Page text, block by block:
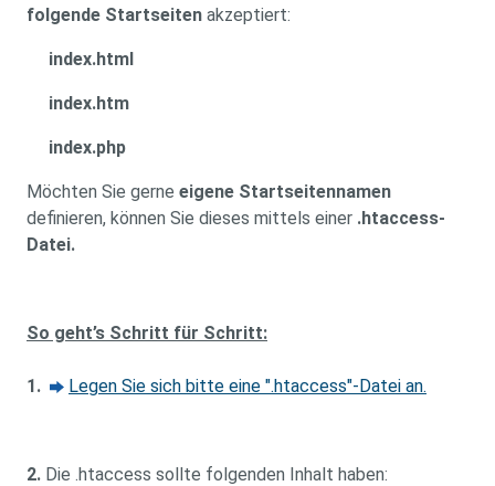
folgende Startseiten akzeptiert:
index.html
index.htm
index.php
Möchten Sie gerne eigene Startseitennamen
definieren, können Sie dieses mittels einer .htaccess-
Datei.
So geht’s Schritt für Schritt:
1. Legen Sie sich bitte eine ".htaccess"-Datei an.
2. Die .htaccess sollte folgenden Inhalt haben: